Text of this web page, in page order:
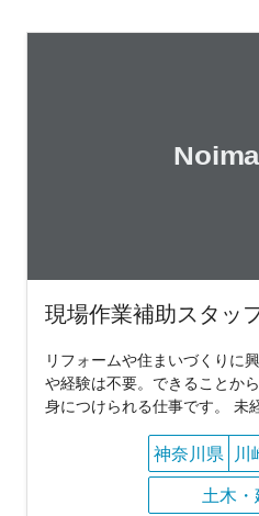
現場作業補助スタッ
リフォームや住まいづくりに
や経験は不要。できることか
身につけられる仕事です。 未
神奈川県 川
土木